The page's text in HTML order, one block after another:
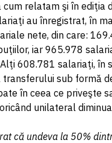
cum relatam şi în ediţia
au înregistrat, în
nete, din care:
iar 965.978
608.781 salariaţi, în
sub formă
în ceea ce priveşte
unilateral
că undeva la 50%